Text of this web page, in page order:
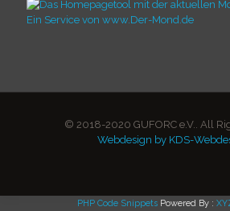
Ein Service von www.Der-Mond.de
© 2018-2020 GUFORC e.V.. All
Webdesign by KDS-
PHP Code SnippetsPowered By :